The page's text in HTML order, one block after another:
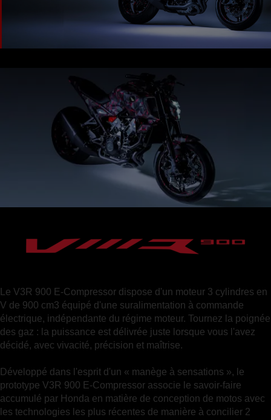
Le V3R 900 E-Compressor dispose d'un moteur 3 cylindres en
V de 900 cm3 équipé d'une suralimentation à commande
électrique, indépendante du régime moteur. Tournez la poignée
des gaz : la puissance est délivrée juste lorsque vous l'avez
décidé, avec vivacité, précision et maîtrise.
Développé dans l'esprit d'un « manège à sensations », le
prototype V3R 900 E-Compressor associe le savoir-faire
accumulé par Honda en matière de conception de motos avec
les technologies les plus récentes de manière à concilier 2